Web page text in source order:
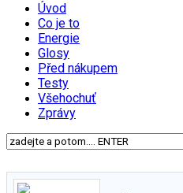
Úvod
Co je to
Energie
Glosy
Před nákupem
Testy
Všehochuť
Zprávy